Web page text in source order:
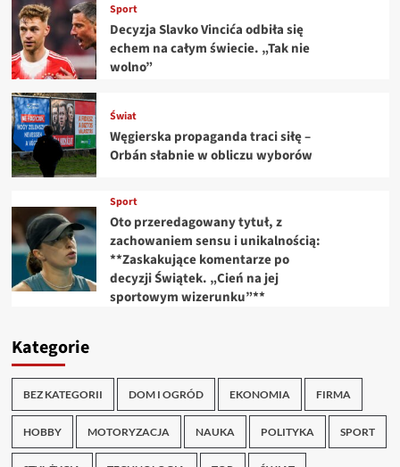
Sport
Decyzja Slavko Vincića odbiła się
echem na całym świecie. „Tak nie
wolno”
Świat
Węgierska propaganda traci siłę –
Orbán słabnie w obliczu wyborów
Sport
Oto przeredagowany tytuł, z
zachowaniem sensu i unikalnością:
**Zaskakujące komentarze po
decyzji Świątek. „Cień na jej
sportowym wizerunku”**
Kategorie
BEZ KATEGORII DOM I OGRÓD EKONOMIA FIRMA
HOBBY MOTORYZACJA NAUKA POLITYKA SPORT